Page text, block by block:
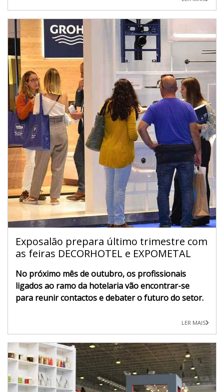
Exposalão prepara último trimestre com
as feiras DECORHOTEL e EXPOMETAL
No próximo mês de outubro, os profissionais
ligados ao ramo da hotelaria vão encontrar-se
para reunir contactos e debater o futuro do setor.
LER MAIS